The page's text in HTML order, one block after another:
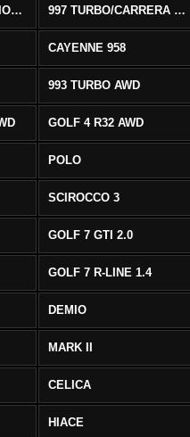
997 CARRERA CABRIOLET 2/S 997 TURBO/CARRERA 4/4S AWD
CAYENNE 958
993 TURBO AWD
GOLF 4 R32 AWD
POLO
SCIROCCO 3
GOLF 7 GTI 2.0
GOLF 7 R-LINE 1.4
DEMIO
MARK II
CELICA
HIACE